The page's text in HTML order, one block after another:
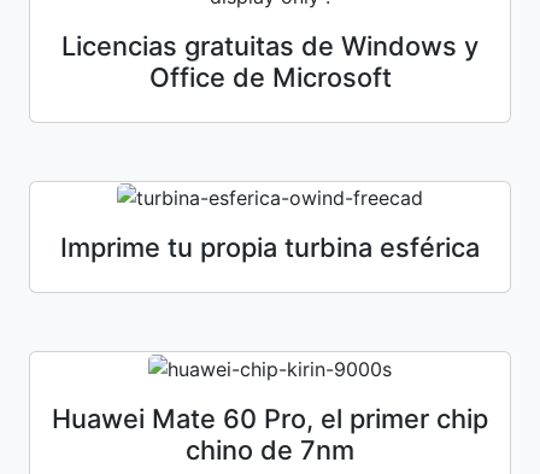
Licencias gratuitas de Windows y
Office de Microsoft
Imprime tu propia turbina esférica
Huawei Mate 60 Pro, el primer chip
chino de 7nm